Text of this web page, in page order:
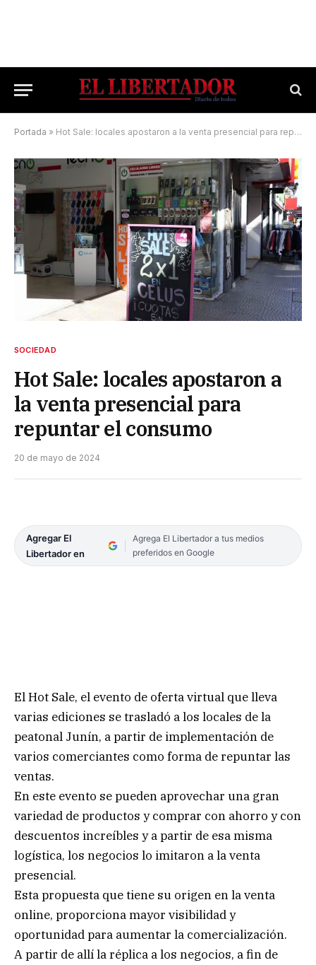
Portada » Hot Sale: locales apostaron a la venta presencial para repuntar el consumo
SOCIEDAD
Hot Sale: locales apostaron a
la venta presencial para
repuntar el consumo
20 de mayo de 2024
Agregar El
Libertador en
Agrega El Libertador a tus medios
preferidos en Google
El Hot Sale, el evento de oferta virtual que lleva
varias ediciones se trasladó a los locales de la
peatonal Junín, a partir de implementación de
varios comerciantes como forma de repuntar las
ventas.
En este evento se pueden aprovechar una gran
variedad de productos y comprar con ahorro y con
descuentos increíbles y a partir de esa misma
logística, los negocios lo imitaron a la venta
presencial.
Esta propuesta que tiene su origen en la venta
online, proporciona mayor visibilidad y
oportunidad para aumentar la comercialización.
A partir de allí la réplica a los negocios, a fin de